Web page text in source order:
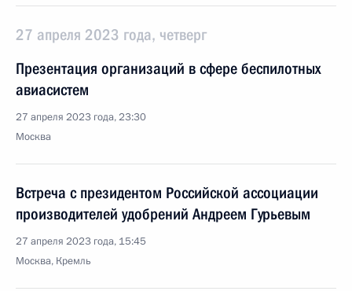
27 апреля 2023 года, четверг
Презентация организаций в сфере беспилотных
авиасистем
27 апреля 2023 года, 23:30
Москва
Встреча с президентом Российской ассоциации
производителей удобрений Андреем Гурьевым
27 апреля 2023 года, 15:45
Москва, Кремль